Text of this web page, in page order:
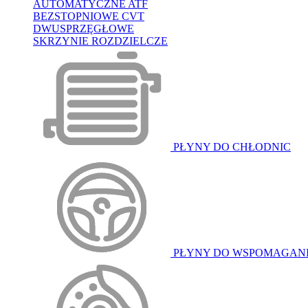
AUTOMATYCZNE ATF
BEZSTOPNIOWE CVT
DWUSPRZĘGŁOWE
SKRZYNIE ROZDZIELCZE
PŁYNY DO CHŁODNIC
PŁYNY DO